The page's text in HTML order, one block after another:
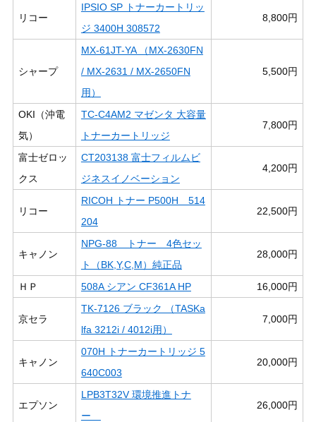
リコー
IPSIO SP トナーカートリッ
ジ 3400H 308572
8,800円
シャープ
MX-61JT-YA （MX-2630FN
/ MX-2631 / MX-2650FN
用）
5,500円
OKI（沖電
気）
TC-C4AM2 マゼンタ 大容量
トナーカートリッジ
7,800円
富士ゼロッ
クス
CT203138 富士フィルムビ
ジネスイノベーション
4,200円
リコー
RICOH トナー P500H 514
204
22,500円
キャノン
NPG-88 トナー 4色セッ
ト（BK,Y,C,M）純正品
28,000円
ＨＰ 508A シアン CF361A HP 16,000円
京セラ
TK-7126 ブラック （TASKa
lfa 3212i / 4012i用）
7,000円
キャノン
070H トナーカートリッジ 5
640C003
20,000円
エプソン
LPB3T32V 環境推進トナ
ー
26,000円